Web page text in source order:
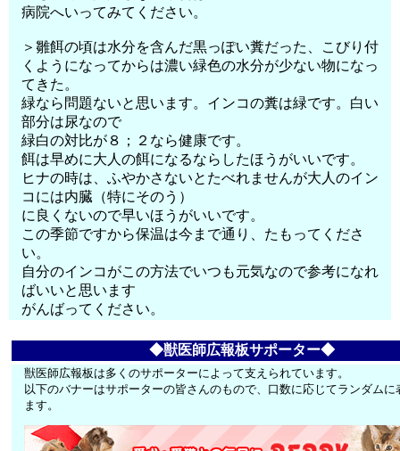
病院へいってみてください。
＞雛餌の頃は水分を含んだ黒っぽい糞だった、こびり付
くようになってからは濃い緑色の水分が少ない物になっ
てきた。
緑なら問題ないと思います。インコの糞は緑です。白い
部分は尿なので
緑白の対比が８；２なら健康です。
餌は早めに大人の餌になるならしたほうがいいです。
ヒナの時は、ふやかさないとたべれませんが大人のイン
コには内臓（特にそのう）
に良くないので早いほうがいいです。
この季節ですから保温は今まで通り、たもってくださ
い。
自分のインコがこの方法でいつも元気なので参考になれ
ばいいと思います
がんばってください。
◆獣医師広報板サポーター◆
獣医師広報板は多くのサポーターによって支えられています。
以下のバナーはサポーターの皆さんのもので、口数に応じてランダムに
ます。